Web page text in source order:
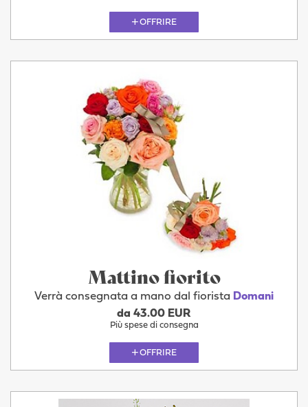
OFFRIRE
Mattino fiorito
Verrà consegnata a mano dal fiorista Domani
da 43.00 EUR
Più spese di consegna
OFFRIRE